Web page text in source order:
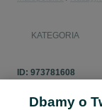
KATEGORIA
ID: 973781608
Dbamy o